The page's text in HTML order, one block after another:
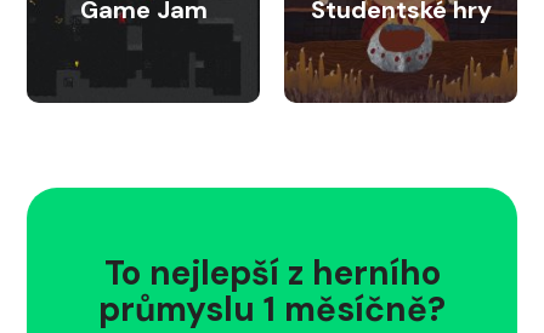
Game Jam Studentské hry
To nejlepší z herního
průmyslu 1 měsíčně?